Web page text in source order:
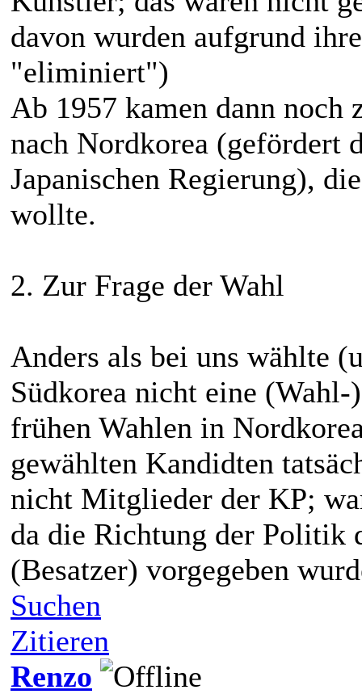
davon wurden aufgrund
"eliminiert")
Ab 1957 kamen dann noch
nach Nordkorea (gefördert
Japanischen Regierung),
wollte.
2. Zur Frage der Wahl
Anders als bei uns wählte
Südkorea nicht eine (Wahl-
frühen Wahlen in
gewählten Kandidten
nicht Mitglieder der KP;
da die Richtung der Politik
(Besatzer) vorgegeben
Suchen
Zitieren
Renzo